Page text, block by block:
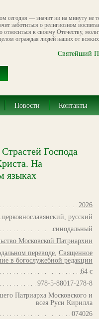
сегодня — значит ни на минуту не
заботиться о религиозном
к своему Отечеству,
ограждая людей наших от всяких
Святейший
Новости Контакты
Господа
На
языках
2026
церковнославянский, русский
синодальный
Московской Патриархии
переводе, Священное
в богослужебной редакции
64 с
978-5-88017-278-8
Патриарха Московского и
всея Руси Кирилла
074026